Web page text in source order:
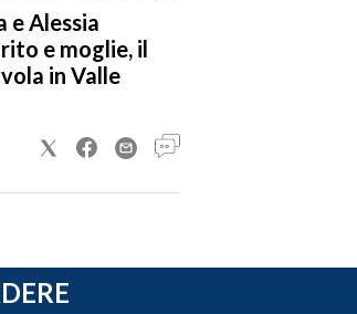
e Alessia
e moglie, il
in Valle